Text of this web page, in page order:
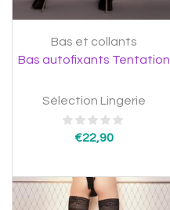
Bas et collants
Bas autofixants Tentation
Sélection Lingerie
€22,90